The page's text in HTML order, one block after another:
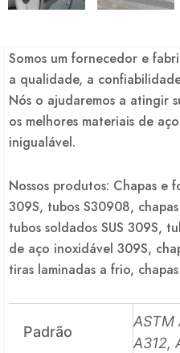
Somos um fornecedor e
a qualidade, a
Nós o ajudaremos a atingir
os melhores materiais de
inigualável.
Nossos produtos: Chapas e
309S, tubos S30908,
tubos soldados SUS 309S,
de aço inoxidável 309S,
tiras laminadas a frio,
Padrão
ASTM
A312,